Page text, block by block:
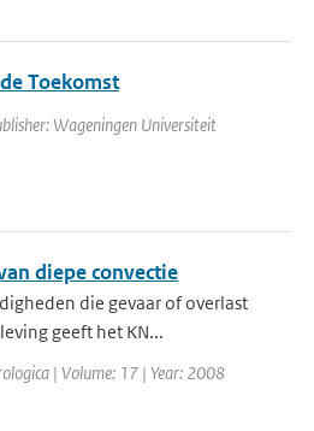
Toekomst
Wageningen Universiteit
diepe convectie
die gevaar of overlast
geeft het KN...
| Volume: 17 | Year: 2008